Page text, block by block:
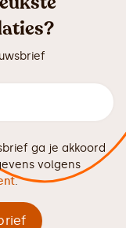
ga je akkoord
volgens
.